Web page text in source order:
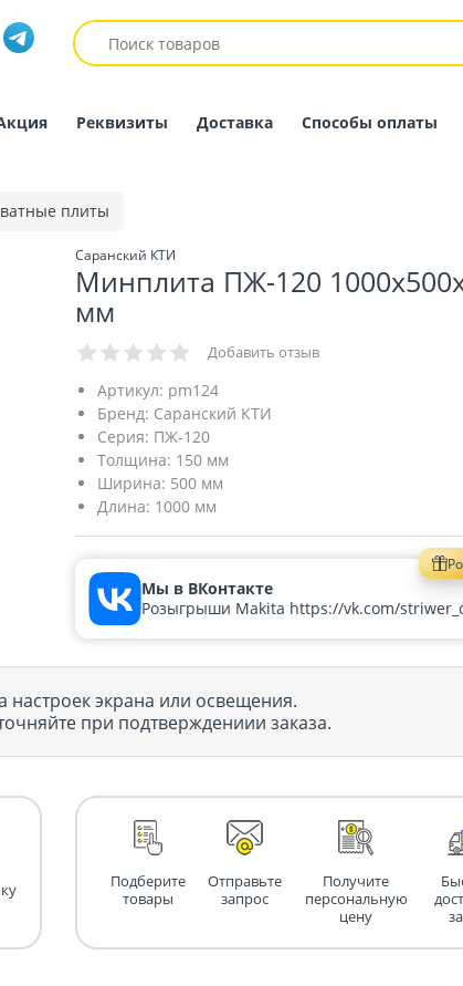
Реквизиты Доставка Способы оплаты
плиты
Саранский КТИ
Минплита ПЖ-120
мм
Добавить отзыв
Артикул: pm124
Бренд: Саранский КТИ
Серия: ПЖ-120
Толщина: 150 мм
Ширина: 500 мм
Длина: 1000 мм
Мы в ВКонтакте
Розыгрыши Makita https://vk.com/
настроек экрана или освещения.
при подтверждениии заказа.
Подберите
товары
Отправьте
запрос
Получите
персональную
цену